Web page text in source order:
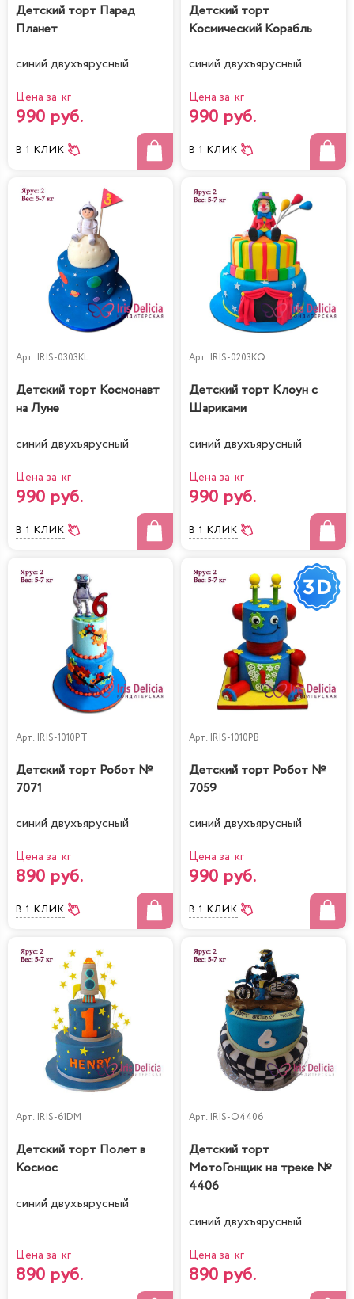
Детский торт Парад
Планет
синий двухъярусный
Цена за кг
990 руб.
В 1 КЛИК
Детский торт
Космический Корабль
синий двухъярусный
Цена за кг
990 руб.
В 1 КЛИК
Арт. IRIS-0303KL
Детский торт Космонавт
на Луне
синий двухъярусный
Цена за кг
990 руб.
В 1 КЛИК
Арт. IRIS-0203KQ
Детский торт Клоун с
Шариками
синий двухъярусный
Цена за кг
990 руб.
В 1 КЛИК
Арт. IRIS-1010PT
Детский торт Робот №
7071
синий двухъярусный
Цена за кг
890 руб.
В 1 КЛИК
Арт. IRIS-1010PB
Детский торт Робот №
7059
синий двухъярусный
Цена за кг
990 руб.
В 1 КЛИК
Арт. IRIS-61DM
Детский торт Полет в
Космос
синий двухъярусный
Цена за кг
890 руб.
Арт. IRIS-O4406
Детский торт
МотоГонщик на треке №
4406
синий двухъярусный
Цена за кг
890 руб.